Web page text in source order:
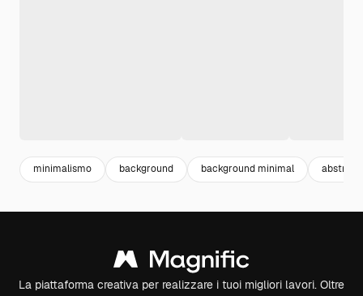
minimalismo background background minimal abstract
La piattaforma creativa per realizzare i tuoi migliori lavori. Oltre